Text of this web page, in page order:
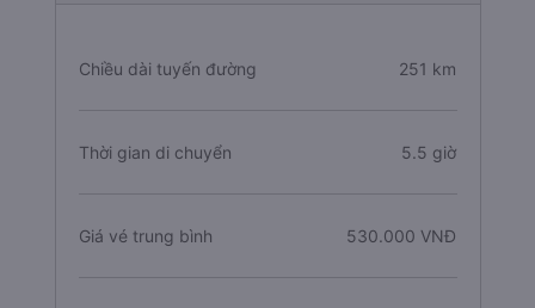
Chiều dài tuyến đường 251 km
Thời gian di chuyển 5.5 giờ
Giá vé trung bình 530.000 VNĐ